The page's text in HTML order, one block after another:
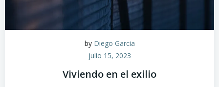
by Diego Garcia
julio 15, 2023
Viviendo en el exilio